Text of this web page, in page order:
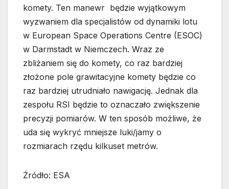
komety. Ten manewr będzie wyjątkowym
wyzwaniem dla specjalistów od dynamiki lotu
w European Space Operations Centre (ESOC)
w Darmstadt w Niemczech. Wraz ze
zbliżaniem się do komety, co raz bardziej
złożone pole grawitacyjne komety będzie co
raz bardziej utrudniało nawigację. Jednak dla
zespołu RSI będzie to oznaczało zwiększenie
precyzji pomiarów. W ten sposób możliwe, że
uda się wykryć mniejsze luki/jamy o
rozmiarach rzędu kilkuset metrów.
Źródło: ESA